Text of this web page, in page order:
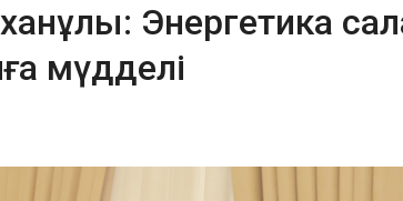
Энергетика
мүдделі